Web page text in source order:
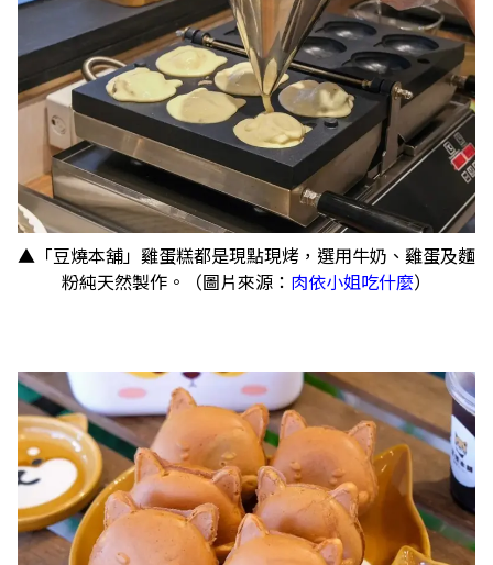
▲「豆燒本舖」雞蛋糕都是現點現烤，選用牛奶、雞蛋及麵
粉純天然製作。（圖片來源： 肉依小姐吃什麼）